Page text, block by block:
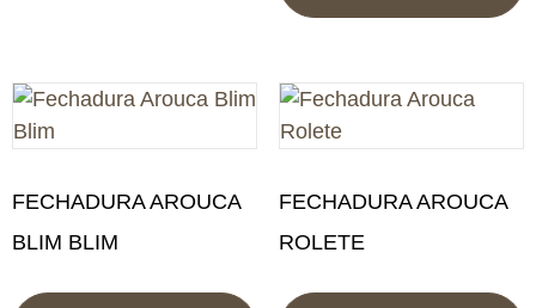
FECHADURA AROUCA
BLIM BLIM
FECHADURA AROUCA
ROLETE